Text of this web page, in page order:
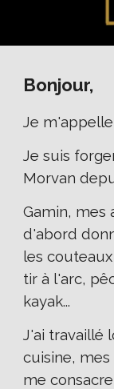
Bonjour,
Je
Je suis
Morvan
Gamin, mes
d'abord
les
tir à l'arc,
kayak...
J'ai travaillé
cuisine,
me